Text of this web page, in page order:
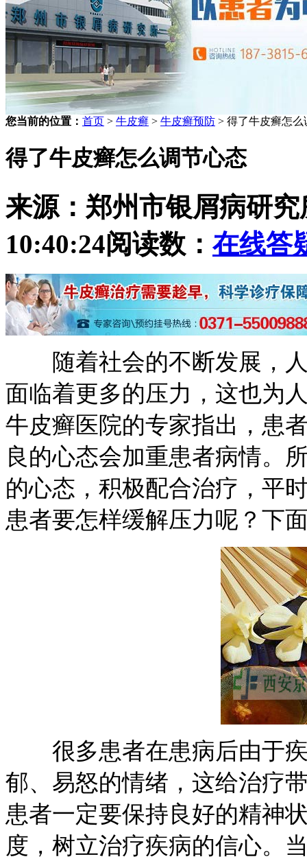
您当前的位置： 首页 > 牛皮癣 > 牛皮癣预防 > 得了牛皮癣怎么
得了牛皮癣怎么调节心态
来源：郑州市银屑病研究
10:40:24阅读数： 在线答
随着社会的不断发展，人
面临着更多的压力，这也为
牛皮癣医院的专家指出，患
良的心态会加重患者病情。
的心态，积极配合治疗，平
患者要怎样缓解压力呢？下
很多患者在患病后由于疾
郁、易怒的情绪，这给治疗
患者一定要保持良好的精神
度，树立治疗疾病的信心。